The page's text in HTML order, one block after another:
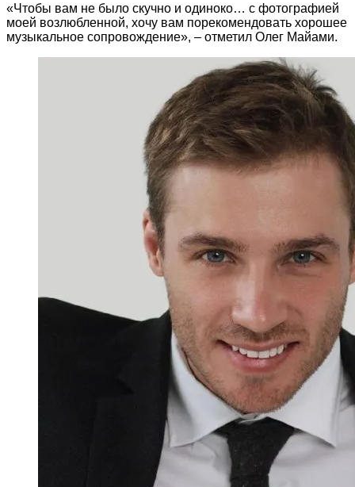
«Чтобы вам не было скучно и одиноко… с фотографией
моей возлюбленной, хочу вам порекомендовать хорошее
музыкальное сопровождение», – отметил Олег Майами.